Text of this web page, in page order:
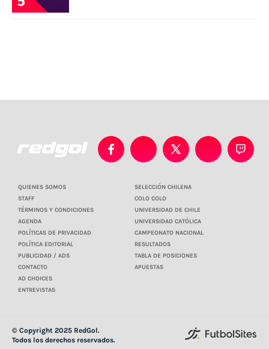
QUIENES SOMOS
STAFF
TÉRMINOS Y CONDICIONES
AGENDA
POLÍTICAS DE PRIVACIDAD
POLÍTICA EDITORIAL
PUBLICIDAD / ADS
CONTACTO
AD CHOICES
ENTREVISTAS
SELECCIÓN CHILENA
COLO COLO
UNIVERSIDAD DE CHILE
UNIVERSIDAD CATÓLICA
CAMPEONATO NACIONAL
RESULTADOS
TABLA DE POSICIONES
APUESTAS
© Copyright 2025 RedGol.
Todos los derechos reservados.